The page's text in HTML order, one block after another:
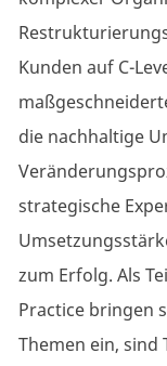
Kunden auf C-
die nachhaltige
strategische
zum Erfolg. Als
Practice bringen
Themen ein, sind